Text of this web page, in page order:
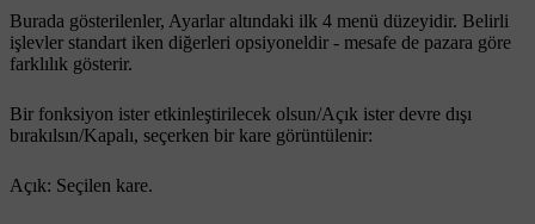
Burada gösterilenler, Ayarlar altındaki ilk 4 menü düzeyidir. Belirli
işlevler standart iken diğerleri opsiyoneldir - mesafe de pazara göre
farklılık gösterir.
Bir fonksiyon ister etkinleştirilecek olsun/Açık ister devre dışı
bırakılsın/Kapalı, seçerken bir kare görüntülenir:
Açık: Seçilen kare.